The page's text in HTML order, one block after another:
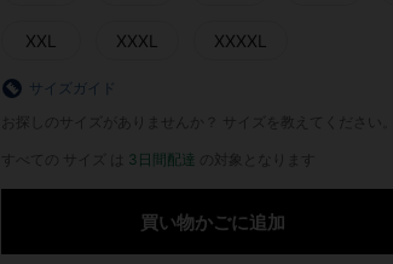
XXL XXXL XXXXL
サイズガイド
お探しのサイズがありませんか？ サイズを教えてください。
すべての サイズ は 3日間配達 の対象となります
買い物かごに追加